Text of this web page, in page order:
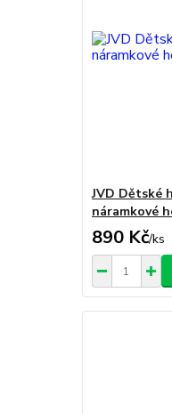
JVD Dětské
náramkové
890 Kč/ks